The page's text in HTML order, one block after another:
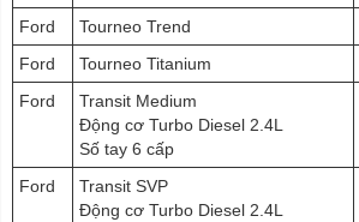
Ford Tourneo Trend
Ford
Tourneo Titanium
Ford
Transit Medium
Động cơ Turbo Diesel 2.4L
Số tay 6 cấp
Ford
Transit SVP
Động cơ Turbo Diesel 2.4L